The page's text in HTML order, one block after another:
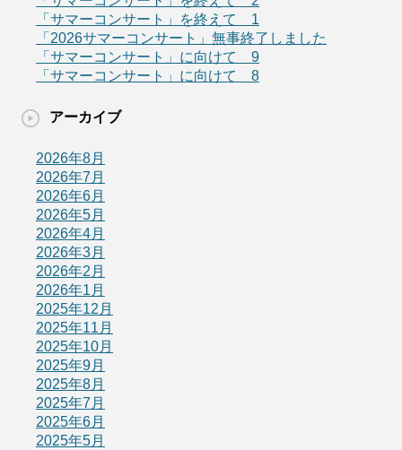
「サマーコンサート」を終えて 1
「2026サマーコンサート」無事終了しました
「サマーコンサート」に向けて 9
「サマーコンサート」に向けて 8
アーカイブ
2026年8月
2026年7月
2026年6月
2026年5月
2026年4月
2026年3月
2026年2月
2026年1月
2025年12月
2025年11月
2025年10月
2025年9月
2025年8月
2025年7月
2025年6月
2025年5月